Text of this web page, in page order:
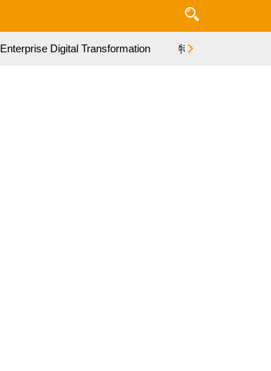
Enterprise Digital Transformation 特集